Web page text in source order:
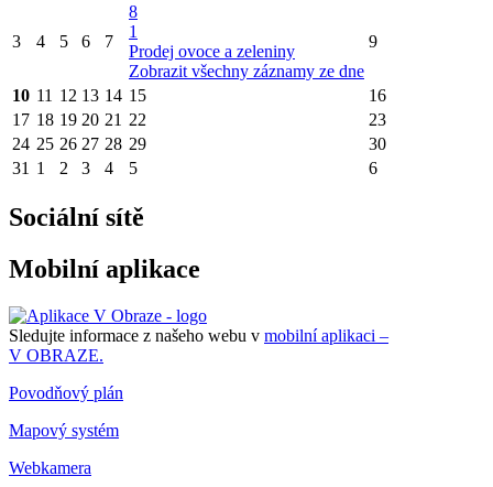
3 4 5 6 7
8
1
Prodej ovoce a zeleniny
Zobrazit všechny záznamy ze dne
9
10 11 12 13 14 15
16
17 18 19 20 21 22
23
24 25 26 27 28 29
30
31 1 2 3 4 5 6
Sociální sítě
Mobilní aplikace
Sledujte informace z našeho webu v mobilní aplikaci –
V OBRAZE.
Povodňový plán
Mapový systém
Webkamera